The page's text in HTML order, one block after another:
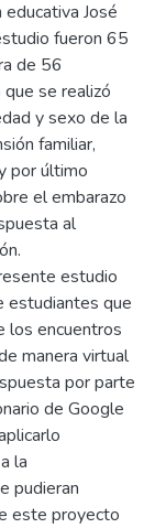
José
fueron 65
de 56
se realizó
y sexo de la
familiar,
por último
el embarazo
al
estudio
estudiantes que
los encuentros
manera virtual
por parte
de Google
la
pudieran
este proyecto